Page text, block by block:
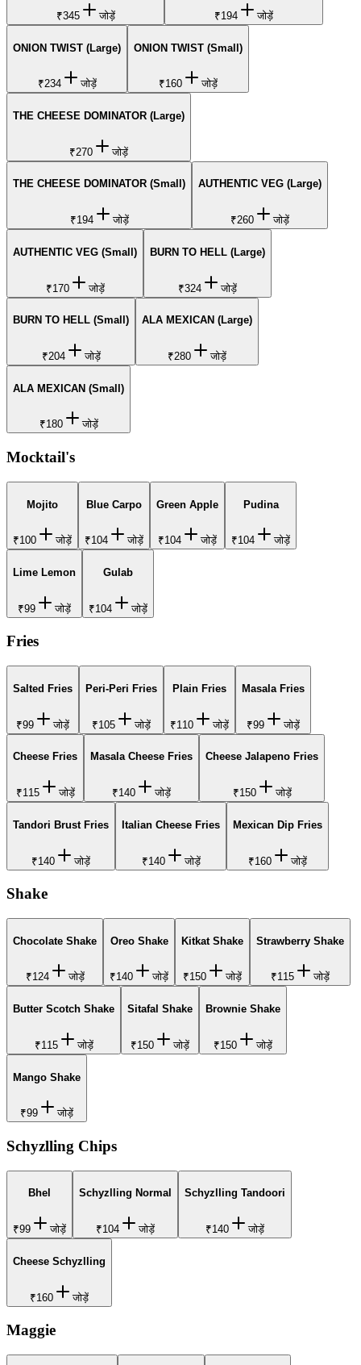
₹345 जोड़ें ₹194 जोड़ें
ONION TWIST (Large)
₹234 जोड़ें
ONION TWIST (Small)
₹160 जोड़ें
THE CHEESE DOMINATOR (Large)
₹270 जोड़ें
THE CHEESE DOMINATOR (Small)
₹194 जोड़ें
AUTHENTIC VEG (Large)
₹260 जोड़ें
AUTHENTIC VEG (Small)
₹170 जोड़ें
BURN TO HELL (Large)
₹324 जोड़ें
BURN TO HELL (Small)
₹204 जोड़ें
ALA MEXICAN (Large)
₹280 जोड़ें
ALA MEXICAN (Small)
₹180 जोड़ें
Mocktail's
Mojito
₹100 जोड़ें
Blue Carpo
₹104 जोड़ें
Green Apple
₹104 जोड़ें
Pudina
₹104 जोड़ें
Lime Lemon
₹99 जोड़ें
Gulab
₹104 जोड़ें
Fries
Salted Fries
₹99 जोड़ें
Peri-Peri Fries
₹105 जोड़ें
Plain Fries
₹110 जोड़ें
Masala Fries
₹99 जोड़ें
Cheese Fries
₹115 जोड़ें
Masala Cheese Fries
₹140 जोड़ें
Cheese Jalapeno Fries
₹150 जोड़ें
Tandori Brust Fries
₹140 जोड़ें
Italian Cheese Fries
₹140 जोड़ें
Mexican Dip Fries
₹160 जोड़ें
Shake
Chocolate Shake
₹124 जोड़ें
Oreo Shake
₹140 जोड़ें
Kitkat Shake
₹150 जोड़ें
Strawberry Shake
₹115 जोड़ें
Butter Scotch Shake
₹115 जोड़ें
Sitafal Shake
₹150 जोड़ें
Brownie Shake
₹150 जोड़ें
Mango Shake
₹99 जोड़ें
Schyzlling Chips
Bhel
₹99 जोड़ें
Schyzlling Normal
₹104 जोड़ें
Schyzlling Tandoori
₹140 जोड़ें
Cheese Schyzlling
₹160 जोड़ें
Maggie